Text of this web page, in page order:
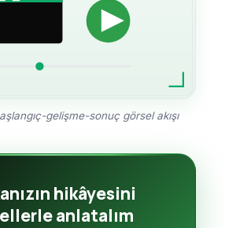
gelişme-sonuç görsel akışı
hikâyesini
anlatalım